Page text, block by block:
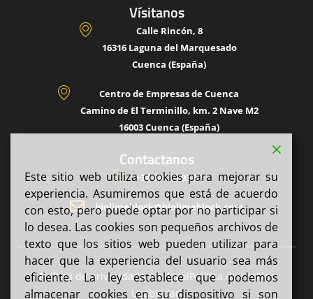
Vísitanos
Calle Rincón, 8
16316 Laguna del Marquesado
Cuenca (España)
Centro de Empresas de Cuenca
Camino de El Terminillo, km. 2 Nave M2
16003 Cuenca (España)
Contactanos
+34 646 11 93 67
biolimeblock@biolimeblock.com
Política de privacidadAviso legalPolítica de cookies
Usabilidad
Este sitio web utiliza cookies para mejorar su
experiencia. Asumiremos que está de acuerdo
con esto, pero puede optar por no participar si
lo desea. Las cookies son pequeños archivos de
texto que los sitios web pueden utilizar para
hacer que la experiencia del usuario sea más
eficiente. La ley establece que podemos
almacenar cookies en su dispositivo si son